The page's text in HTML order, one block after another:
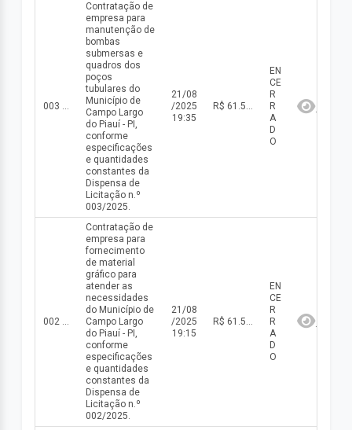
003 DISP/2025
Contratação de
empresa para
manutenção de
bombas
submersas e
quadros dos
poços
tubulares do
Município de
Campo Largo
do Piauí - PI,
conforme
especificações
e quantidades
constantes da
Dispensa de
Licitação n.º
003/2025.
21/08
/2025
19:35
R$ 61.530,00(valor inicial) R$ 61.530,00(valor atualizado)
EN
CE
R
R
A
D
O
002 DISP/2025
Contratação de
empresa para
fornecimento
de material
gráfico para
atender as
necessidades
do Município de
Campo Largo
do Piauí - PI,
conforme
especificações
e quantidades
constantes da
Dispensa de
Licitação n.º
002/2025.
21/08
/2025
19:15
R$ 61.540,00(valor inicial) R$ 61.540,00(valor atualizado)
EN
CE
R
R
A
D
O